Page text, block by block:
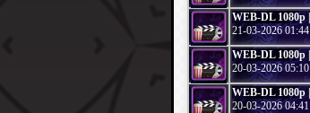
21-03-2026 01:44
20-03-2026 05:10
20-03-2026 04:41